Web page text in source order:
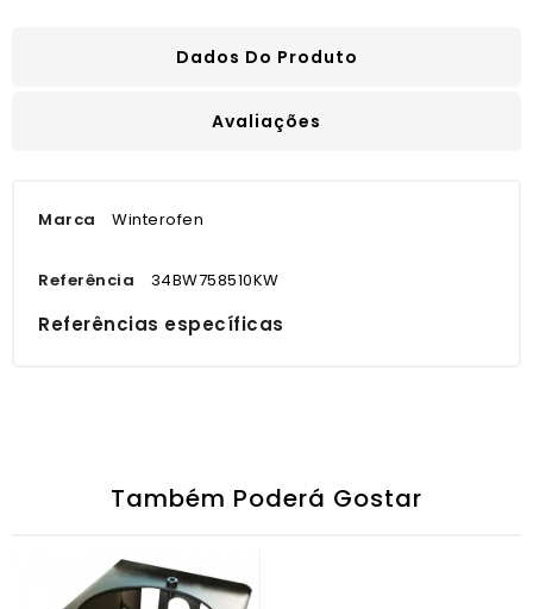
Dados Do Produto
Avaliações
Marca Winterofen
Referência 34BW758510KW
Referências específicas
Também Poderá Gostar